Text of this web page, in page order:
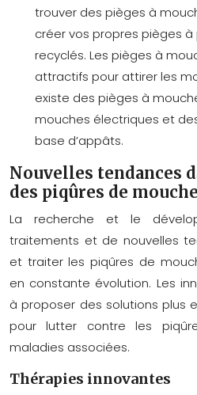
trouver des pièges à
créer vos propres pièges
recyclés. Les pièges à
attractifs pour attirer les
existe des pièges à
mouches électriques et
base d’appâts.
Nouvelles tendances
des piqûres de
La recherche et le
traitements et de nouvelles
et traiter les piqûres de
en constante évolution. Les
à proposer des solutions plus
pour lutter contre les
maladies associées.
Thérapies innovantes